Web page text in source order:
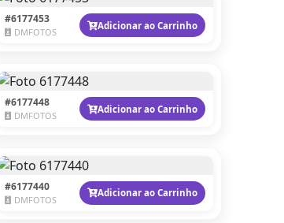
#6177453
DMFOTOS
Adicionar ao Carrinho
#6177448
DMFOTOS
Adicionar ao Carrinho
#6177440
DMFOTOS
Adicionar ao Carrinho